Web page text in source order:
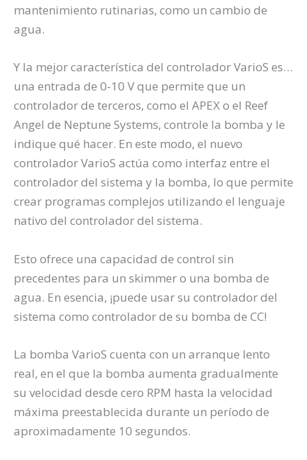
mantenimiento rutinarias, como un cambio de
agua.
Y la mejor característica del controlador VarioS es…
una entrada de 0-10 V que permite que un
controlador de terceros, como el APEX o el Reef
Angel de Neptune Systems, controle la bomba y le
indique qué hacer. En este modo, el nuevo
controlador VarioS actúa como interfaz entre el
controlador del sistema y la bomba, lo que permite
crear programas complejos utilizando el lenguaje
nativo del controlador del sistema.
Esto ofrece una capacidad de control sin
precedentes para un skimmer o una bomba de
agua. En esencia, ¡puede usar su controlador del
sistema como controlador de su bomba de CC!
La bomba VarioS cuenta con un arranque lento
real, en el que la bomba aumenta gradualmente
su velocidad desde cero RPM hasta la velocidad
máxima preestablecida durante un período de
aproximadamente 10 segundos.